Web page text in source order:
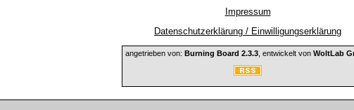
Impressum
Datenschutzerklärung / Einwilligungserklärung
angetrieben von: Burning Board 2.3.3 , entwickelt von WoltLab